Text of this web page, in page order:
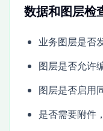
数据和图层检
业务图层是否
图层是否允许
图层是否启用
是否需要附件